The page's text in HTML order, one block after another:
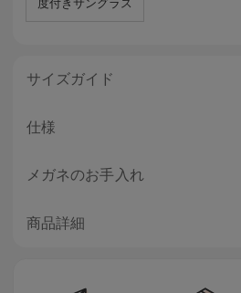
度付きサングラス
サイズガイド
仕様
メガネのお手入れ
商品詳細